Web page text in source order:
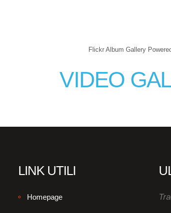
Flickr Album Gallery
VIDEO
LINK UTILI
Homepage